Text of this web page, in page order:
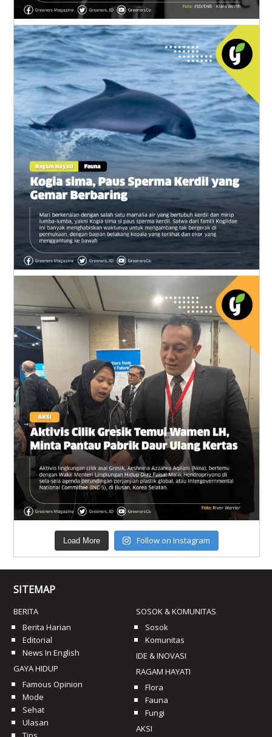
Load More Follow on Instagram
SITEMAP
BERITA
Berita Harian
Editorial
News In English
GAYA HIDUP
Famous Opinion
Mode
Sehat
Ulasan
SOSOK & KOMUNITAS
Sosok
Komunitas
IDE & INOVASI
RAGAM HAYATI
Flora
Fauna
Fungi
AKSI